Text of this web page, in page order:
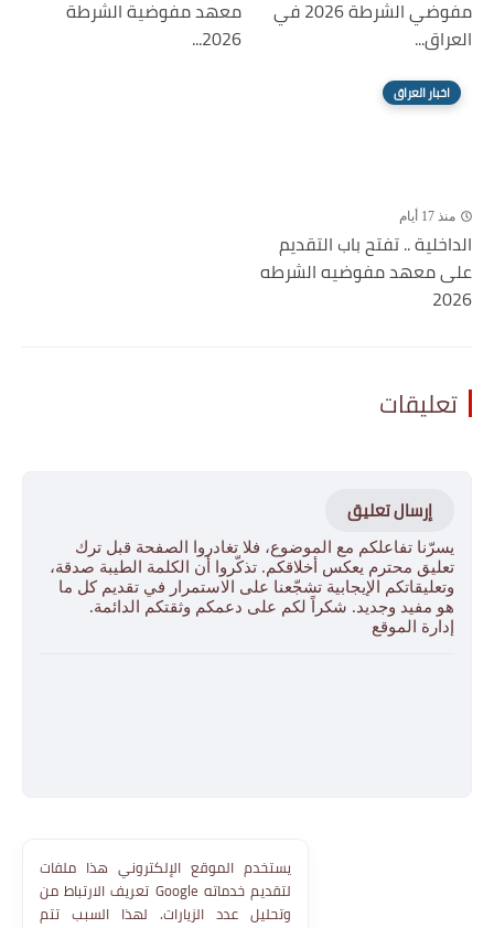
مفوضي الشرطة 2026 في
العراق...
معهد مفوضية الشرطة
2026...
اخبار العراق
منذ 17 أيام
الداخلية .. تفتح باب التقديم
على معهد مفوضيه الشرطه
2026
تعليقات
إرسال تعليق
يسرّنا تفاعلكم مع الموضوع، فلا تغادروا الصفحة قبل ترك
تعليق محترم يعكس أخلاقكم. تذكّروا أن الكلمة الطيبة صدقة،
وتعليقاتكم الإيجابية تشجّعنا على الاستمرار في تقديم كل ما
هو مفيد وجديد. شكراً لكم على دعمكم وثقتكم الدائمة.
إدارة الموقع
يستخدم الموقع الإلكتروني هذا ملفات
تعريف الارتباط من Google لتقديم خدماته
وتحليل عدد الزيارات. لهذا السبب تتم